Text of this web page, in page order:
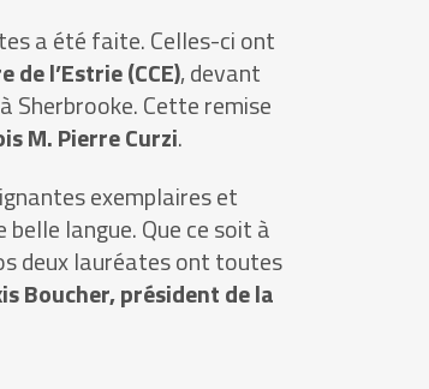
a été faite. Celles-ci ont
l’Estrie (CCE), devant
Sherbrooke. Cette remise
M. Pierre Curzi.
exemplaires et
langue. Que ce soit à
deux lauréates ont toutes
Boucher, président de la